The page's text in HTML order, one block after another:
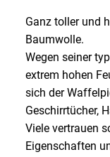
Ganz toller und
Baumwolle.
Wegen seiner
extrem hohen
sich der
Geschirrtücher,
Viele vertrauen
Eigenschaften